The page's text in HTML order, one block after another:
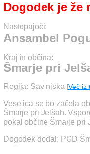
Dogodek je že
Nastopajoči:
Ansambel
Kraj in občina:
Šmarje pri
Regija: Savinjska [Več iz
Veselica se bo začela
Šmarje pri Jelšah.
pokal občine Šmarje pri
Dogodek dodal: PGD